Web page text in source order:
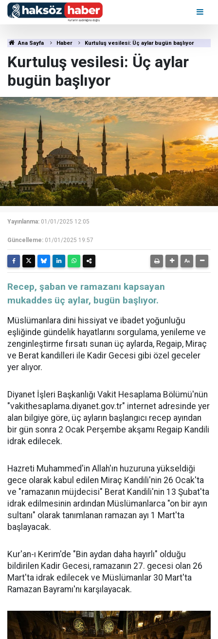
Ana Sayfa Haber Kurtuluş vesilesi: Üç aylar bugün başlıyor
Kurtuluş vesilesi: Üç aylar
bugün başlıyor
Yayınlanma: 01/01/2025 12:05
Güncelleme: 01/01/2025 19:57
Recep, şaban ve ramazanı kapsayan
mukaddes üç aylar, bugün başlıyor.
Müslümanlara dini hissiyat ve ibadet yoğunluğu
eşliğinde gündelik hayatlarını sorgulama, yenileme ve
zenginleştirme fırsatı sunan üç aylarda, Regaip, Miraç
ve Berat kandilleri ile Kadir Gecesi gibi özel geceler
yer alıyor.
Diyanet İşleri Başkanlığı Vakit Hesaplama Bölümü'nün
"vakithesaplama.diyanet.gov.tr" internet adresinde yer
alan bilgiye göre, üç ayların başlangıcı recep ayından
bir gün sonra 2 Ocak Perşembe akşamı Regaip Kandili
idrak edilecek.
Hazreti Muhammed'in Allah'ın huzuruna yükseldiği
gece olarak kabul edilen Miraç Kandili'nin 26 Ocak'ta
ve "ramazanın müjdecisi" Berat Kandili'nin 13 Şubat'ta
idrak edilmesinin ardından Müslümanlarca "on bir ayın
sultanı" olarak tanımlanan ramazan ayı 1 Mart'ta
başlayacak.
Kur'an-ı Kerim'de "Bin aydan daha hayırlı" olduğu
bildirilen Kadir Gecesi, ramazanın 27. gecesi olan 26
Mart'ta idrak edilecek ve Müslümanlar 30 Mart'ta
Ramazan Bayramı'nı karşılayacak.